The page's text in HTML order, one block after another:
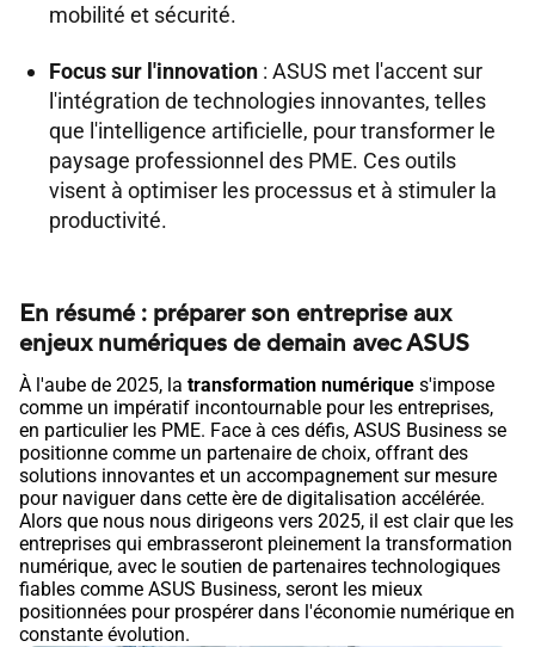
mobilité et sécurité.
Focus sur l'innovation : ASUS met l'accent sur
l'intégration de technologies innovantes, telles
que l'intelligence artificielle, pour transformer le
paysage professionnel des PME. Ces outils
visent à optimiser les processus et à stimuler la
productivité.
En résumé : préparer son entreprise aux
enjeux numériques de demain avec ASUS
À l'aube de 2025, la transformation numérique s'impose
comme un impératif incontournable pour les entreprises,
en particulier les PME. Face à ces défis, ASUS Business se
positionne comme un partenaire de choix, offrant des
solutions innovantes et un accompagnement sur mesure
pour naviguer dans cette ère de digitalisation accélérée.
Alors que nous nous dirigeons vers 2025, il est clair que les
entreprises qui embrasseront pleinement la transformation
numérique, avec le soutien de partenaires technologiques
fiables comme ASUS Business, seront les mieux
positionnées pour prospérer dans l'économie numérique en
constante évolution.